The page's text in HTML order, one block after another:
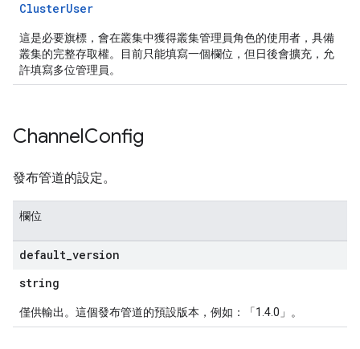
ClusterUser
這是必要旗標，會在叢集中獲得叢集管理員角色的使用者，具備
叢集的完整存取權。目前只能填寫一個欄位，但日後會擴充，允
許填寫多位管理員。
ChannelConfig
發布管道的設定。
欄位
default version
string
僅供輸出。這個發布管道的預設版本，例如：「1.4.0」。